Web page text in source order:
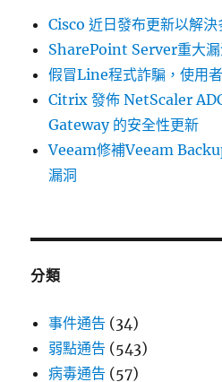
Cisco 近日發布更新以解
SharePoint Server重大漏
假冒Line程式詐騙，使用
Citrix 發佈 NetScaler
Gateway 的安全性更新
Veeam修補Veeam
漏洞
分類
事件通告 (34)
弱點通告 (543)
病毒通告 (57)